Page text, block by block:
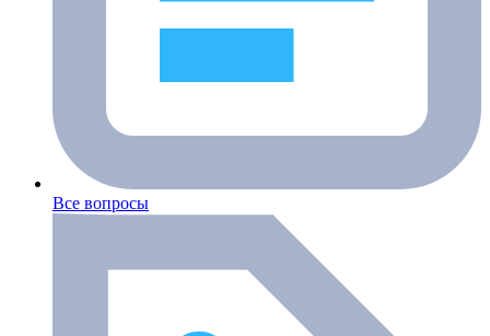
Все вопросы